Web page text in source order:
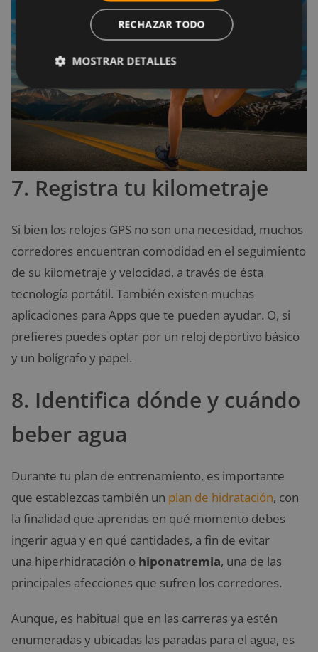
7. Registra tu kilometraje
Si bien los relojes GPS no son una necesidad, muchos
corredores encuentran comodidad en el seguimiento
de su kilometraje y velocidad, a través de ésta
tecnología portátil. También existen muchas
aplicaciones para Apps que te pueden ayudar. O, si
prefieres puedes optar por un reloj deportivo básico
y un bolígrafo y papel.
8. Identifica dónde y cuándo
beber agua
Durante tu plan de entrenamiento, es importante
que establezcas también un plan de hidratación, con
la finalidad que aprendas en qué momento debes
ingerir agua y en qué cantidades, a fin de evitar
una hiperhidratación o hiponatremia, una de las
principales afecciones que sufren los corredores.
Aunque, es habitual que en las carreras ya estén
enumeradas y ubicadas las paradas para el agua, es
RECHAZAR TODO
MOSTRAR DETALLES